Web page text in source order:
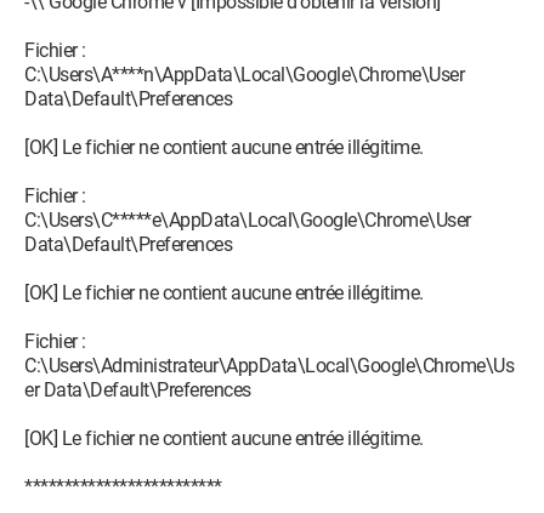
Fichier :
C:\Users\A****n\AppData\Local\Google\Chrome\User
Data\Default\Preferences
[OK] Le fichier ne contient aucune entrée illégitime.
Fichier :
C:\Users\C*****e\AppData\Local\Google\Chrome\User
Data\Default\Preferences
[OK] Le fichier ne contient aucune entrée illégitime.
Fichier :
C:\Users\Administrateur\AppData\Local\Google\Chrome\Us
er Data\Default\Preferences
[OK] Le fichier ne contient aucune entrée illégitime.
*************************